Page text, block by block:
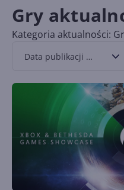
Gry
Kategoria aktualności:
Data publikacji malejąco